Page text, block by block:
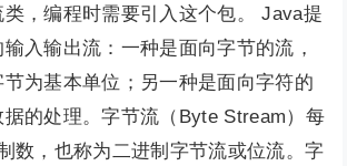
，编程时需要引入这个包。 Java提
入输出流：一种是面向字节的流，
为基本单位；另一种是面向字符的
的处理。字节流（Byte Stream）每
数，也称为二进制字节流或位流。字